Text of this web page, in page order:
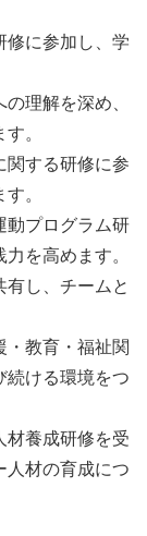
修に参加し、学
理解を深め、
。
関する研修に参
。
動プログラム研
を高めます。
有し、チームと
・教育・福祉関
続ける環境をつ
材養成研修を受
人材の育成につ